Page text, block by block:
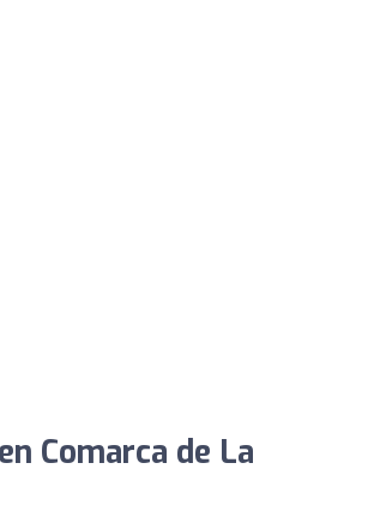
Comarca de La